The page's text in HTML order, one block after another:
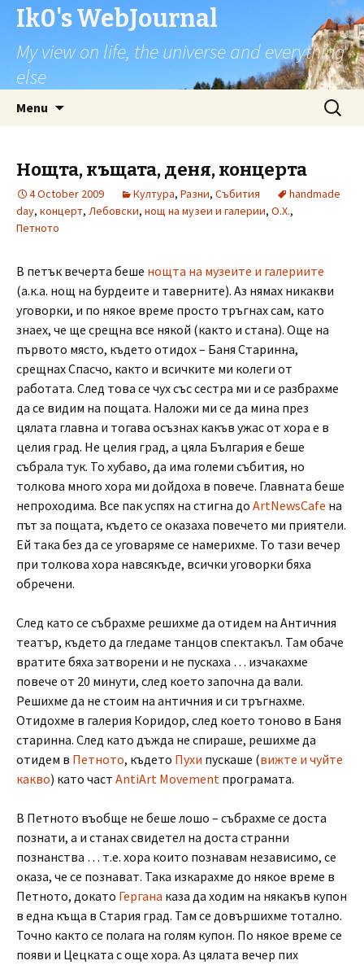
Ik0's WebJournal
My view on life, the universe and everything
else
Menu
Search
for:
Нощта, къщата, деня, концерта
4 October 2009 Култура, Разни, Събития
handmade
day, концерт, Лебовски, нощ на музеи и галерии, О.Х.,
Петното
В петък вечерта беше нощта на музеите и галериите
(а.к.а. нощ на бурдеите и таверните). Аз нямах никакви
уговорки, и по някое време просто тръгнах сам, като
знаех, че ще срещна все някой (както и стана). Още на
първото място, където отидох – Баня Старинна,
срещнах Спасчо, както и всичките ми колеги от
работата. След това се чух със сестра ми и се разбрахме
да се видим на пощата. Наложи ми се да мина през
цялата главна и тогава осъзнах какъв ужас от хора е в
целия град. Не целия град, а цяла България е беше
събрала тук. То хубаво, да има големи събития, но
толкова много хора ми дойдоха в повече. Главната беше
непроходима. Все пак успях на стигна до ArtNewsCafe на
път за пощата, където се оказаха повечето ми приятели.
Ей така без да се уговаряме се намерихме. То тази вечер
при толкова хора навсякъде, всички уговорки бяха
обречени.
След като се събрахме решихме да отидем на Античния
театър, където да гледаме танцов спектакъл. Там обаче
вратите бяха затворени и не пускаха … изчакахме
повече от 20 минути, след което започна да вали.
Решихме да не стоим на античния и си тръгнахме.
Отидохме в галерия Коридор, след което тоново в Баня
старинна. След като дъжда не спираше, решихме да
отидем в Петното, където Пухи пускаше (вижте и чуйте
какво) като част AntiArt Movement програмата.
В Петното въобще не беше лошо – събрахме се доста
познати, а и станах свидетел на доста странни
познанства … т.е. хора които познавам независимо, се
оказа, че се познават. Така изкарахме до някое време в
Петното, докато Гергана каза да ходим на някакъв купон
в една къща в Стария град. Там се довършихме тотално.
Точно както се полага на голям купон. По някое време се
появи и Цецката с още хора. Аз цялата вечер пих